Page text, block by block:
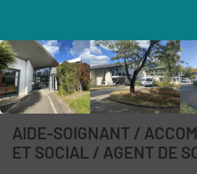
Résidences MAREVA
AIDE-SOIGNANT /
ET SOCIAL / AGENT DE